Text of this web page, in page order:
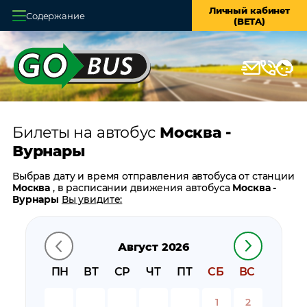
Содержание
Личный кабинет
(BETA)
Главная
О системе
Оплата и доставка
Возврат билетов
Заказ автобуса
Контакты
Билеты на автобус Москва -
Вурнары
Август 2026
ПН
ВТ СР ЧТ ПТ СБ ВС
1 2
Выбрав дату и время отправления автобуса от станции
Москва, в расписании движения автобусаМосква -
Вурнары Вы увидите:
время прибытия
время в пути
цену билета
Москва